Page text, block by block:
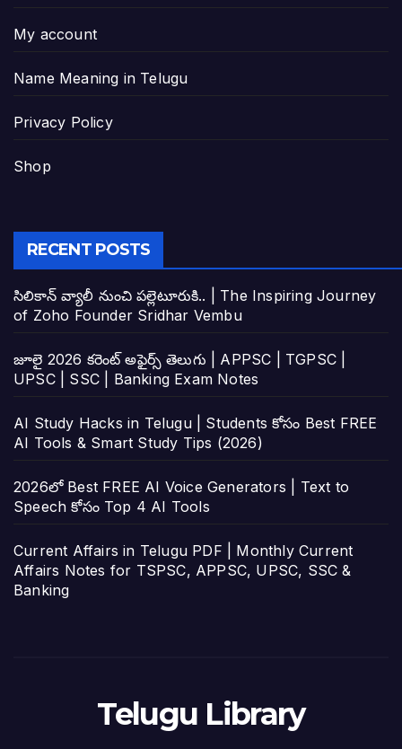
My account
Name Meaning in Telugu
Privacy Policy
Shop
RECENT POSTS
సిలికాన్ వ్యాలీ నుంచి పల్లెటూరుకి.. | The Inspiring Journey
of Zoho Founder Sridhar Vembu
జూలై 2026 కరెంట్ అఫైర్స్ తెలుగు | APPSC | TGPSC |
UPSC | SSC | Banking Exam Notes
AI Study Hacks in Telugu | Students కోసం Best FREE
AI Tools & Smart Study Tips (2026)
2026లో Best FREE AI Voice Generators | Text to
Speech కోసం Top 4 AI Tools
Current Affairs in Telugu PDF | Monthly Current
Affairs Notes for TSPSC, APPSC, UPSC, SSC &
Banking
Telugu Library